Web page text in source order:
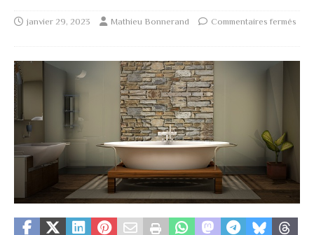
janvier 29, 2023 Mathieu Bonnerand Commentaires fermés